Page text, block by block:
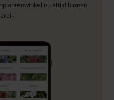
nu altijd binnen